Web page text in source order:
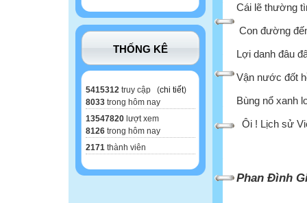
THỐNG KÊ
5415312 truy cập (chi tiết)
8033 trong hôm nay
13547820 lượt xem
8126 trong hôm nay
2171 thành viên
Cái lẽ thường
Con đường
Lợi danh đâu
Vận nước đốt
Bùng nổ xanh
Ôi ! Lịch sử
Phan Đình